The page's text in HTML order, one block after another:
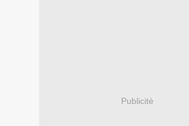
Publicité